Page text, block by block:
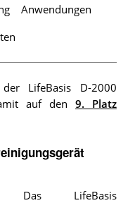
Anwendungen
LifeBasis D-2000
auf den9. Platz
Das LifeBasis